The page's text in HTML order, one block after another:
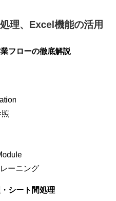
理、Excel機能の活用
フローの徹底解説
ーニング
シート間処理